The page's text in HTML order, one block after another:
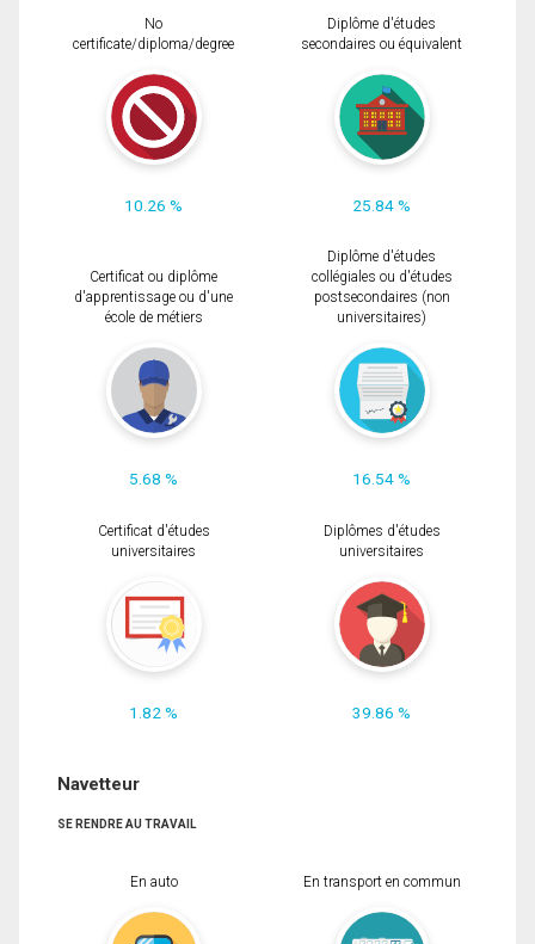
No
certificate/diploma/degree
10.26 %
Diplôme d'études
secondaires ou équivalent
25.84 %
Certificat ou diplôme
d'apprentissage ou d'une
école de métiers
5.68 %
Diplôme d'études
collégiales ou d'études
postsecondaires (non
universitaires)
16.54 %
Certificat d'études
universitaires
1.82 %
Diplômes d'études
universitaires
39.86 %
Navetteur
SE RENDRE AU TRAVAIL
En auto En transport en commun